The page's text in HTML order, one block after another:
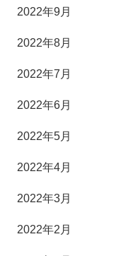
2022年9月
2022年8月
2022年7月
2022年6月
2022年5月
2022年4月
2022年3月
2022年2月